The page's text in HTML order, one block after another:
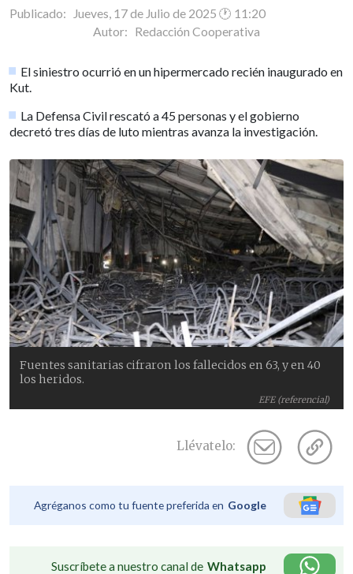
Publicado: Jueves, 17 de Julio de 2025 🕐 11:20
Autor: Redacción Cooperativa
El siniestro ocurrió en un hipermercado recién inaugurado en
Kut.
La Defensa Civil rescató a 45 personas y el gobierno
decretó tres días de luto mientras avanza la investigación.
EFE (referencial)
Fuentes sanitarias cifraron los fallecidos en 63, y en 40
los heridos.
Llévatelo:
Agréganos como tu fuente preferida en Google
Suscríbete a nuestro canal de Whatsapp